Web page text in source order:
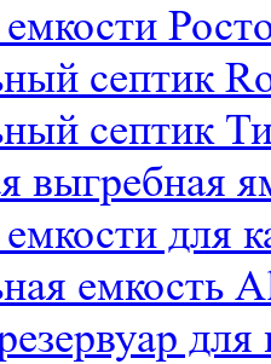
септик
септик
выгребная
для
емкость
для